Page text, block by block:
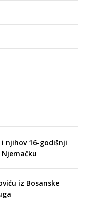
njihov 16-godišnji
iz Bosanske